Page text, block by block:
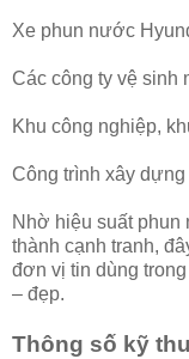
Xe phun nước
Các công ty vệ sinh
Khu công nghiệp,
Công trình xây
Nhờ hiệu suất phun
thành cạnh tranh,
đơn vị tin dùng
– đẹp.
Thông số kỹ